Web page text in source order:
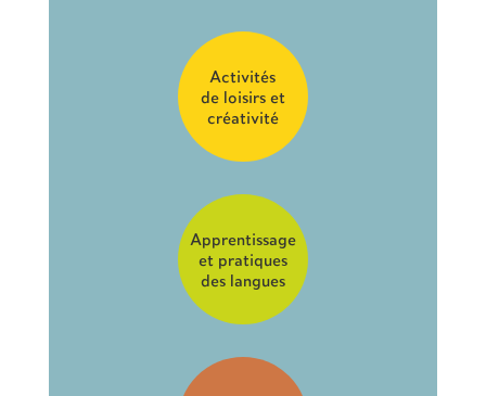
Activités
de loisirs et
créativité
Apprentissage
et pratiques
des langues